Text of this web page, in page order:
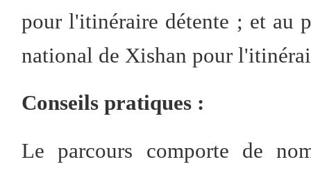
pour l'itinéraire détente ; et au
national de Xishan pour
Conseils pratiques :
Le parcours comporte de